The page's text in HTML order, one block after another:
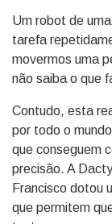
Um robot de
tarefa
movermos uma
não saiba o que
Contudo, esta
por todo o
que conseguem
precisão. A
Francisco dotou
que permitem